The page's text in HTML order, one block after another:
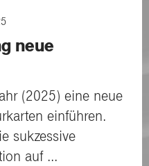
neue
(2025) eine neue
einführen.
sukzessive
auf ...